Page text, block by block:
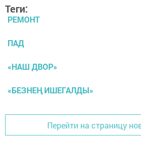
Теги:
РЕМОНТ
ПАД
«НАШ ДВОР»
«БЕЗНЕҢ ИШЕГАЛДЫ»
Перейти на страницу